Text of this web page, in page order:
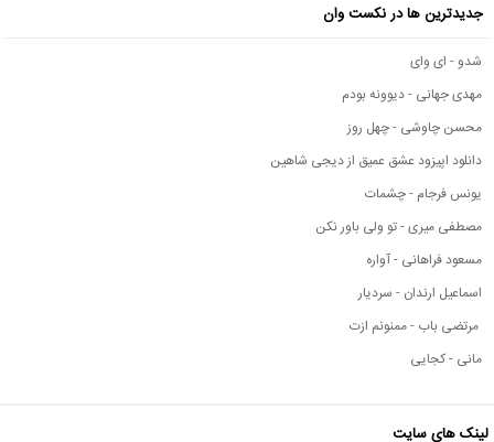
جدیدترین ها در نکست وان
شدو - ای وای
مهدی جهانی - دیوونه بودم
محسن چاوشی - چهل روز
دانلود اپیزود عشق عمیق از دیجی شاهین
یونس فرجام - چشمات
مصطفی میری - تو ولی باور نکن
مسعود فراهانی - آواره
اسماعیل ارندان - سردیار
مرتضی باب - ممنونم ازت
مانی - کجایی
لینک های سایت